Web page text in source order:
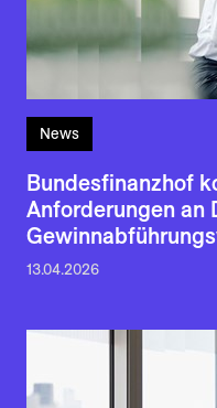
News
Bundesfinanzhof
Anforderungen an
13.04.2026